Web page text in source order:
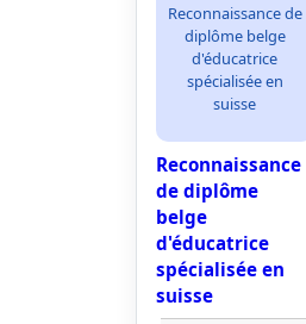
Reconnaissance de
diplôme belge
d'éducatrice
spécialisée en
suisse
Reconnaissance
de diplôme
belge
d'éducatrice
spécialisée en
suisse